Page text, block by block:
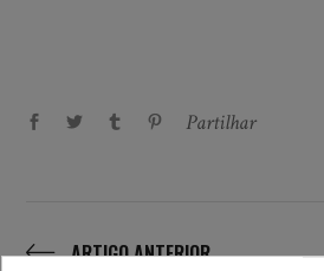
Partilhar
ARTIGO ANTERIOR